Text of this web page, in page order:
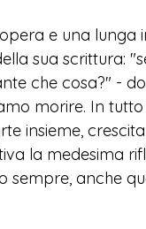
e una lunga
sua scrittura:
che cosa?" -
morire. In
insieme,
la medesima
sempre, anche